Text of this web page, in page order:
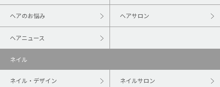
ヘアのお悩み ヘアサロン
ヘアニュース
ネイル
ネイル・デザイン ネイルサロン